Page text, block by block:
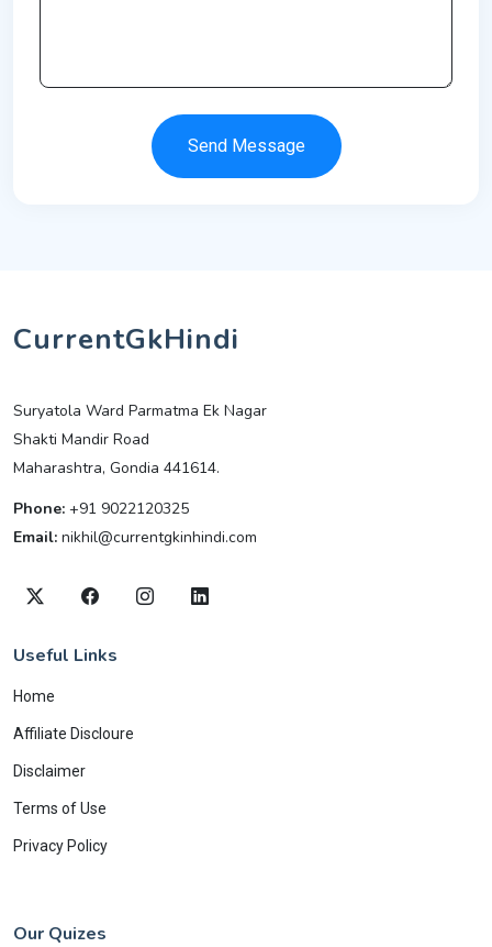
Send Message
CurrentGkHindi
Suryatola Ward Parmatma Ek Nagar
Shakti Mandir Road
Maharashtra, Gondia 441614.
Phone: +91 9022120325
Email: nikhil@currentgkinhindi.com
Useful Links
Home
Affiliate Discloure
Disclaimer
Terms of Use
Privacy Policy
Our Quizes